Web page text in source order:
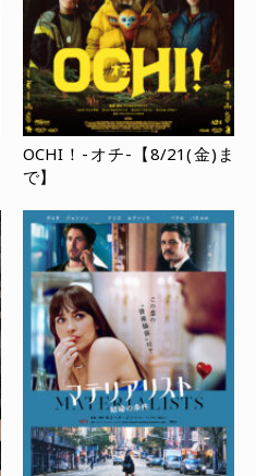
OCHI！-オチ-【8/21(金)ま
で】